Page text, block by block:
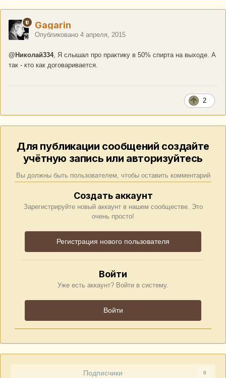
Gagarin
Опубликовано 4 апреля, 2015
@Николай334, Я слышал про практику в 50% спирта на выходе. А
так - кто как договаривается.
2
Для публикации сообщений создайте
учётную запись или авторизуйтесь
Вы должны быть пользователем, чтобы оставить комментарий
Создать аккаунт
Зарегистрируйте новый аккаунт в нашем сообществе. Это
очень просто!
Регистрация нового пользователя
Войти
Уже есть аккаунт? Войти в систему.
Войти
Подписчики 0